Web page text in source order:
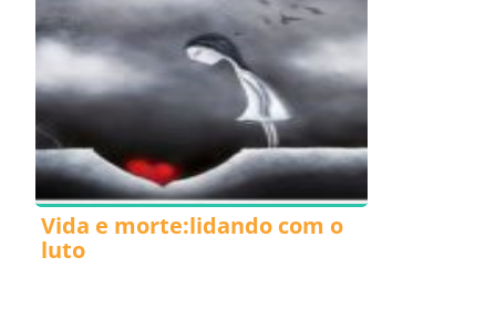
Vida e morte:lidando com o
luto